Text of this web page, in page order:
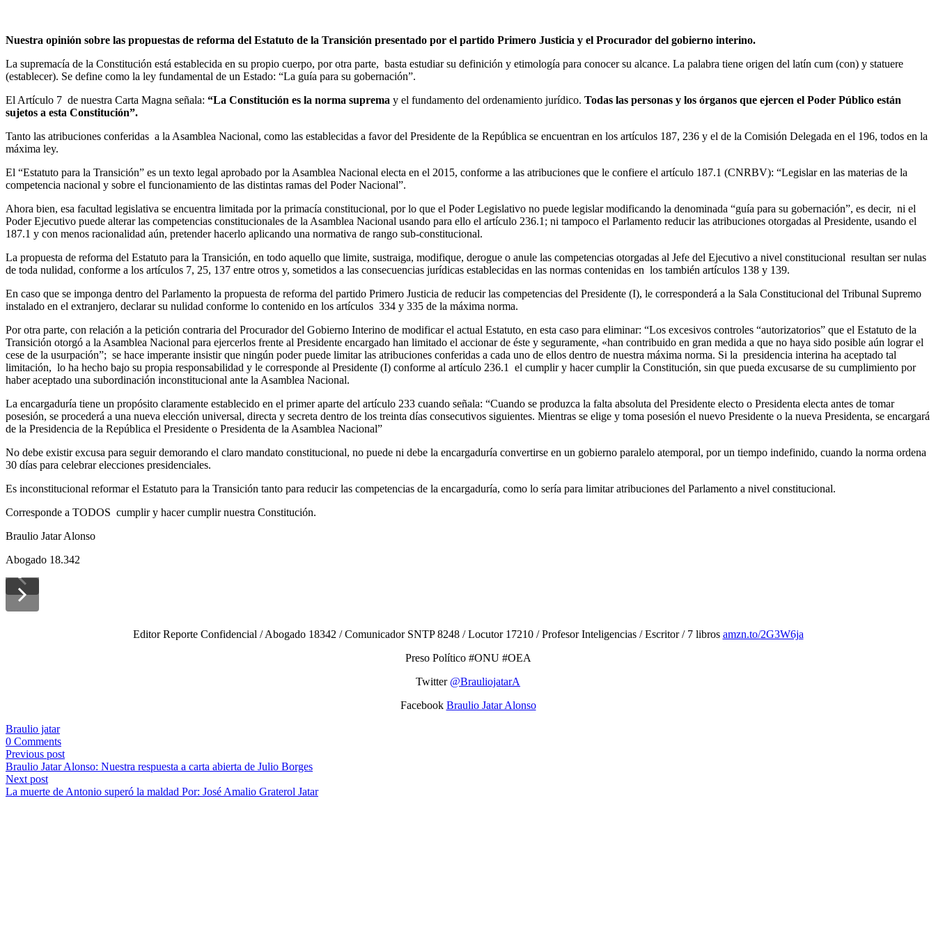
Nuestra opinión sobre las propuestas de reforma del Estatuto de la Transición presentado por el partido Primero Justicia y el Procurador del gobierno interino.
La supremacía de la Constitución está establecida en su propio cuerpo, por otra parte, basta estudiar su definición y etimología para conocer su alcance. La palabra tiene origen del latín cum (con) y statuere
(establecer). Se define como la ley fundamental de un Estado: “La guía para su gobernación”.
El Artículo 7 de nuestra Carta Magna señala: “La Constitución es la norma suprema y el fundamento del ordenamiento jurídico. Todas las personas y los órganos que ejercen el Poder Público están
sujetos a esta Constitución”.
Tanto las atribuciones conferidas a la Asamblea Nacional, como las establecidas a favor del Presidente de la República se encuentran en los artículos 187, 236 y el de la Comisión Delegada en el 196, todos en la
máxima ley.
El “Estatuto para la Transición” es un texto legal aprobado por la Asamblea Nacional electa en el 2015, conforme a las atribuciones que le confiere el artículo 187.1 (CNRBV): “Legislar en las materias de la
competencia nacional y sobre el funcionamiento de las distintas ramas del Poder Nacional”.
Ahora bien, esa facultad legislativa se encuentra limitada por la primacía constitucional, por lo que el Poder Legislativo no puede legislar modificando la denominada “guía para su gobernación”, es decir, ni el
Poder Ejecutivo puede alterar las competencias constitucionales de la Asamblea Nacional usando para ello el artículo 236.1; ni tampoco el Parlamento reducir las atribuciones otorgadas al Presidente, usando el
187.1 y con menos racionalidad aún, pretender hacerlo aplicando una normativa de rango sub-constitucional.
La propuesta de reforma del Estatuto para la Transición, en todo aquello que limite, sustraiga, modifique, derogue o anule las competencias otorgadas al Jefe del Ejecutivo a nivel constitucional resultan ser nulas
de toda nulidad, conforme a los artículos 7, 25, 137 entre otros y, sometidos a las consecuencias jurídicas establecidas en las normas contenidas en los también artículos 138 y 139.
En caso que se imponga dentro del Parlamento la propuesta de reforma del partido Primero Justicia de reducir las competencias del Presidente (I), le corresponderá a la Sala Constitucional del Tribunal Supremo
instalado en el extranjero, declarar su nulidad conforme lo contenido en los artículos 334 y 335 de la máxima norma.
Por otra parte, con relación a la petición contraria del Procurador del Gobierno Interino de modificar el actual Estatuto, en esta caso para eliminar: “Los excesivos controles “autorizatorios” que el Estatuto de la
Transición otorgó a la Asamblea Nacional para ejercerlos frente al Presidente encargado han limitado el accionar de éste y seguramente, «han contribuido en gran medida a que no haya sido posible aún lograr el
cese de la usurpación”; se hace imperante insistir que ningún poder puede limitar las atribuciones conferidas a cada uno de ellos dentro de nuestra máxima norma. Si la presidencia interina ha aceptado tal
limitación, lo ha hecho bajo su propia responsabilidad y le corresponde al Presidente (I) conforme al artículo 236.1 el cumplir y hacer cumplir la Constitución, sin que pueda excusarse de su cumplimiento por
haber aceptado una subordinación inconstitucional ante la Asamblea Nacional.
La encargaduría tiene un propósito claramente establecido en el primer aparte del artículo 233 cuando señala: “Cuando se produzca la falta absoluta del Presidente electo o Presidenta electa antes de tomar
posesión, se procederá a una nueva elección universal, directa y secreta dentro de los treinta días consecutivos siguientes. Mientras se elige y toma posesión el nuevo Presidente o la nueva Presidenta, se encargará
de la Presidencia de la República el Presidente o Presidenta de la Asamblea Nacional”
No debe existir excusa para seguir demorando el claro mandato constitucional, no puede ni debe la encargaduría convertirse en un gobierno paralelo atemporal, por un tiempo indefinido, cuando la norma ordena
30 días para celebrar elecciones presidenciales.
Es inconstitucional reformar el Estatuto para la Transición tanto para reducir las competencias de la encargaduría, como lo sería para limitar atribuciones del Parlamento a nivel constitucional.
Corresponde a TODOS cumplir y hacer cumplir nuestra Constitución.
Braulio Jatar Alonso
Abogado 18.342
Editor Reporte Confidencial / Abogado 18342 / Comunicador SNTP 8248 / Locutor 17210 / Profesor Inteligencias / Escritor / 7 libros amzn.to/2G3W6ja
Preso Político #ONU #OEA
Twitter @BrauliojatarA
Facebook Braulio Jatar Alonso
Braulio jatar
0 Comments
Previous post
Braulio Jatar Alonso: Nuestra respuesta a carta abierta de Julio Borges
Next post
La muerte de Antonio superó la maldad Por: José Amalio Graterol Jatar